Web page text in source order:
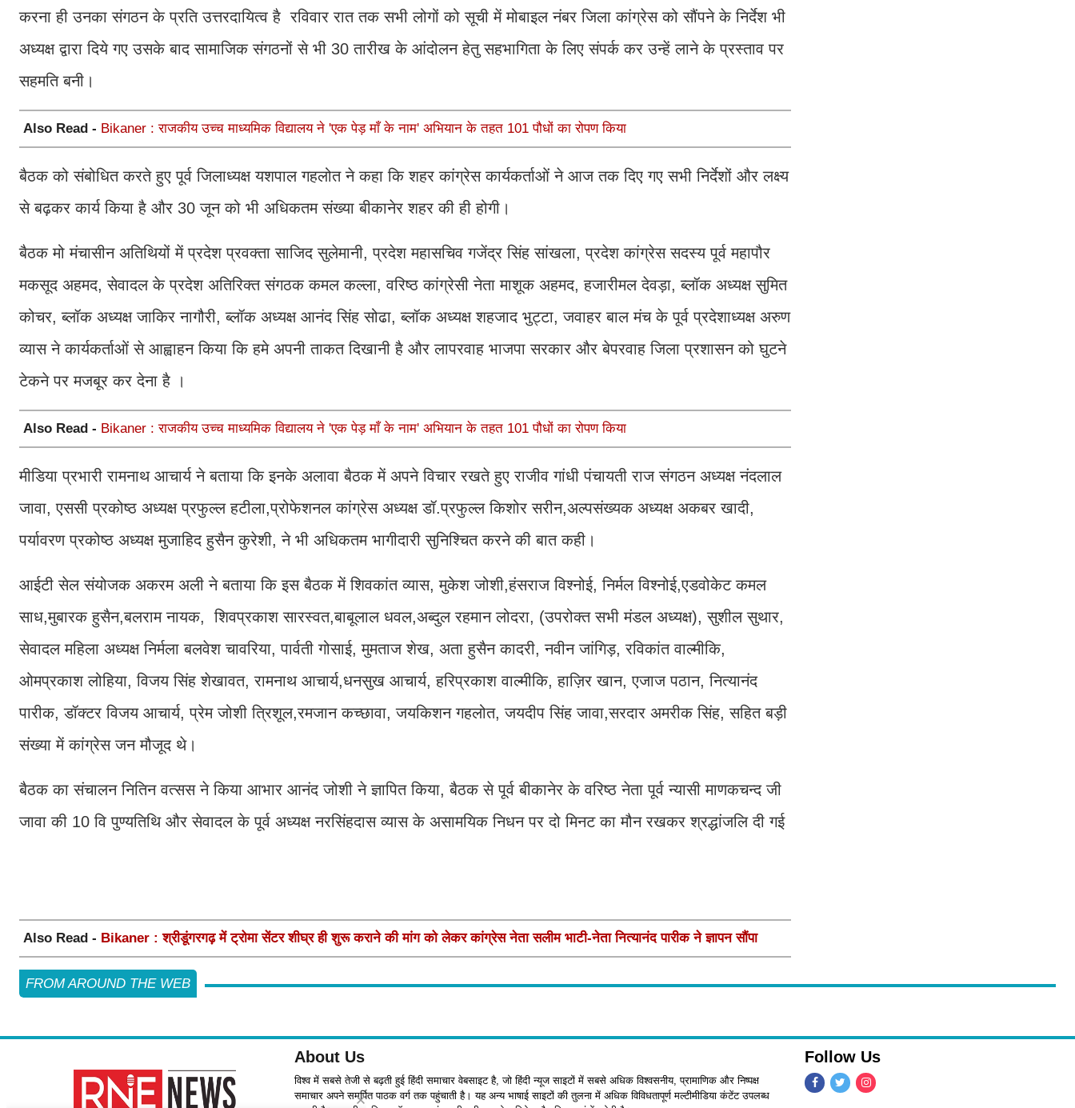
करना ही उनका संगठन के प्रति उत्तरदायित्व है रविवार रात तक सभी लोगों को सूची में मोबाइल नंबर जिला कांग्रेस को सौंपने के निर्देश भी
अध्यक्ष द्वारा दिये गए उसके बाद सामाजिक संगठनों से भी 30 तारीख के आंदोलन हेतु सहभागिता के लिए संपर्क कर उन्हें लाने के प्रस्ताव पर
सहमति बनी।
Also Read - Bikaner : राजकीय उच्च माध्यमिक विद्यालय ने 'एक पेड़ माँ के नाम' अभियान के तहत 101 पौधों का रोपण किया
बैठक को संबोधित करते हुए पूर्व जिलाध्यक्ष यशपाल गहलोत ने कहा कि शहर कांग्रेस कार्यकर्ताओं ने आज तक दिए गए सभी निर्देशों और लक्ष्य
से बढ़कर कार्य किया है और 30 जून को भी अधिकतम संख्या बीकानेर शहर की ही होगी।
बैठक मो मंचासीन अतिथियों में प्रदेश प्रवक्ता साजिद सुलेमानी, प्रदेश महासचिव गजेंद्र सिंह सांखला, प्रदेश कांग्रेस सदस्य पूर्व महापौर
मकसूद अहमद, सेवादल के प्रदेश अतिरिक्त संगठक कमल कल्ला, वरिष्ठ कांग्रेसी नेता माशूक अहमद, हजारीमल देवड़ा, ब्लॉक अध्यक्ष सुमित
कोचर, ब्लॉक अध्यक्ष जाकिर नागौरी, ब्लॉक अध्यक्ष आनंद सिंह सोढा, ब्लॉक अध्यक्ष शहजाद भुट्टा, जवाहर बाल मंच के पूर्व प्रदेशाध्यक्ष अरुण
व्यास ने कार्यकर्ताओं से आह्वाहन किया कि हमे अपनी ताकत दिखानी है और लापरवाह भाजपा सरकार और बेपरवाह जिला प्रशासन को घुटने
टेकने पर मजबूर कर देना है ।
Also Read - Bikaner : राजकीय उच्च माध्यमिक विद्यालय ने 'एक पेड़ माँ के नाम' अभियान के तहत 101 पौधों का रोपण किया
मीडिया प्रभारी रामनाथ आचार्य ने बताया कि इनके अलावा बैठक में अपने विचार रखते हुए राजीव गांधी पंचायती राज संगठन अध्यक्ष नंदलाल
जावा, एससी प्रकोष्ठ अध्यक्ष प्रफुल्ल हटीला,प्रोफेशनल कांग्रेस अध्यक्ष डॉ.प्रफुल्ल किशोर सरीन,अल्पसंख्यक अध्यक्ष अकबर खादी,
पर्यावरण प्रकोष्ठ अध्यक्ष मुजाहिद हुसैन कुरेशी, ने भी अधिकतम भागीदारी सुनिश्चित करने की बात कही।
आईटी सेल संयोजक अकरम अली ने बताया कि इस बैठक में शिवकांत व्यास, मुकेश जोशी,हंसराज विश्नोई, निर्मल विश्नोई,एडवोकेट कमल
साध,मुबारक हुसैन,बलराम नायक, शिवप्रकाश सारस्वत,बाबूलाल धवल,अब्दुल रहमान लोदरा, (उपरोक्त सभी मंडल अध्यक्ष), सुशील सुथार,
सेवादल महिला अध्यक्ष निर्मला बलवेश चावरिया, पार्वती गोसाई, मुमताज शेख, अता हुसैन कादरी, नवीन जांगिड़, रविकांत वाल्मीकि,
ओमप्रकाश लोहिया, विजय सिंह शेखावत, रामनाथ आचार्य,धनसुख आचार्य, हरिप्रकाश वाल्मीकि, हाज़िर खान, एजाज पठान, नित्यानंद
पारीक, डॉक्टर विजय आचार्य, प्रेम जोशी त्रिशूल,रमजान कच्छावा, जयकिशन गहलोत, जयदीप सिंह जावा,सरदार अमरीक सिंह, सहित बड़ी
संख्या में कांग्रेस जन मौजूद थे।
बैठक का संचालन नितिन वत्सस ने किया आभार आनंद जोशी ने ज्ञापित किया, बैठक से पूर्व बीकानेर के वरिष्ठ नेता पूर्व न्यासी माणकचन्द जी
जावा की 10 वि पुण्यतिथि और सेवादल के पूर्व अध्यक्ष नरसिंहदास व्यास के असामयिक निधन पर दो मिनट का मौन रखकर श्रद्धांजलि दी गई
Also Read - Bikaner : श्रीडूंगरगढ़ में ट्रोमा सेंटर शीघ्र ही शुरू कराने की मांग को लेकर कांग्रेस नेता सलीम भाटी-नेता नित्यानंद पारीक ने ज्ञापन सौंपा
FROM AROUND THE WEB
About Us
विश्व में सबसे तेजी से बढ़ती हुई हिंदी समाचार वेबसाइट है, जो हिंदी न्यूज साइटों में सबसे अधिक विश्वसनीय, प्रामाणिक और निष्पक्ष
समाचार अपने समर्पित पाठक वर्ग तक पहुंचाती है। यह अन्य भाषाई साइटों की तुलना में अधिक विविधतापूर्ण मल्टीमीडिया कंटेंट उपलब्ध
Follow Us